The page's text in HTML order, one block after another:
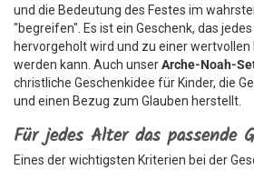
und die Bedeutung des Festes im
"begreifen". Es ist ein Geschenk, das
hervorgeholt wird und zu einer
werden kann. Auch unserArche-Noah-
christliche Geschenkidee für Kinder, die
und einen Bezug zum Glauben herstellt.
Für jedes Alter das passende
Eines der wichtigsten Kriterien bei der